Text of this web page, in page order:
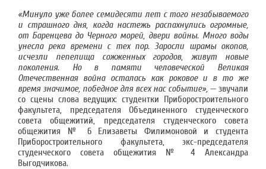
«Минуло уже более семидесяти лет с того незабываемого
и страшного дня, когда настежь распахнулись огромные,
от Баренцева до Черного морей, двери войны. Много воды
унесла река времени с тех пор. Заросли шрамы окопов,
исчезли пепелища сожженных городов, живут новые
поколения. Но в памяти человеческой Великая
Отечественная война осталась как роковое и в то же
время значимое, победное для всех нас событие», — звучали
со сцены слова ведущих: студентки Приборостроительного
факультета, председателя Объединенного студенческого
совета общежитий, председателя студенческого совета
общежития № 6 Елизаветы Филимоновой и студента
Приборостроительного факультета, экс-председателя
студенческого совета общежития № 4 Александра
Выгодчикова.